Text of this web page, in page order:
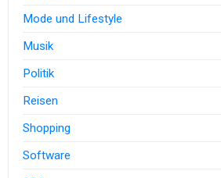
Mode und Lifestyle
Musik
Politik
Reisen
Shopping
Software